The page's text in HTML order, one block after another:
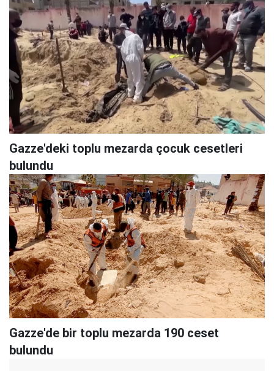
Gazze'deki toplu mezarda çocuk cesetleri
bulundu
Gazze'de bir toplu mezarda 190 ceset
bulundu